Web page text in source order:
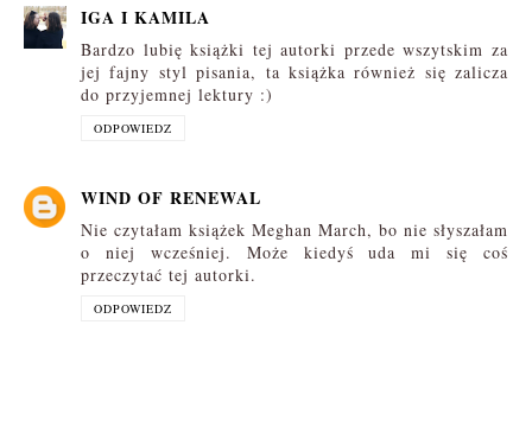
IGA I KAMILA
Bardzo lubię książki tej autorki przede wszytskim za
jej fajny styl pisania, ta książka również się zalicza
do przyjemnej lektury :)
ODPOWIEDZ
WIND OF RENEWAL
Nie czytałam książek Meghan March, bo nie słyszałam
o niej wcześniej. Może kiedyś uda mi się coś
przeczytać tej autorki.
ODPOWIEDZ